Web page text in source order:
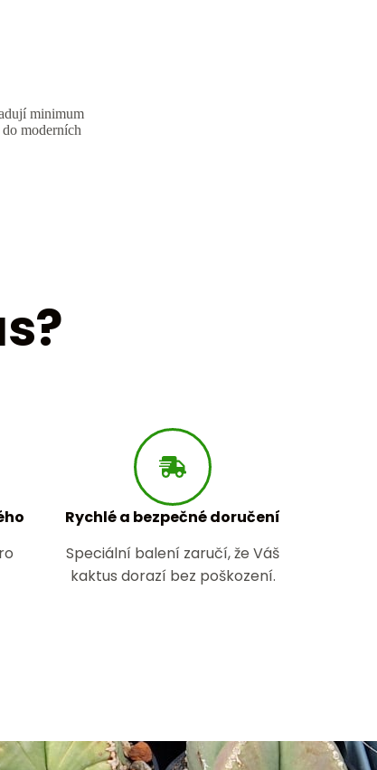
minimum
moderních
Rychlé a bezpečné doručení
Speciální balení zaručí, že Váš
kaktus dorazí bez poškození.